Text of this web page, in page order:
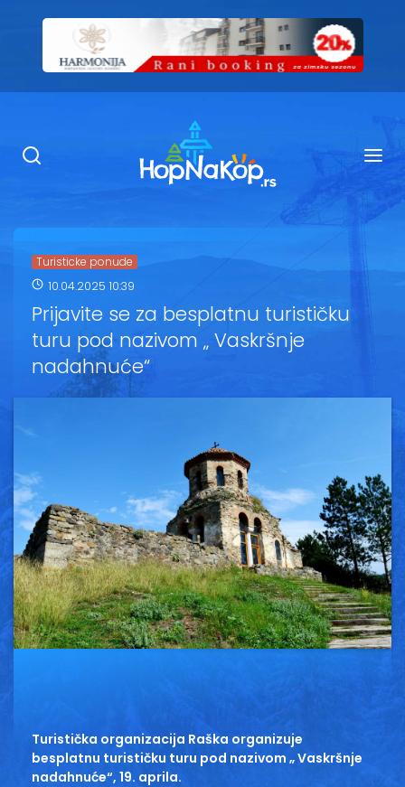
Ugostiteljstvo
Kop Info
Ski škole
Oglasi
Galerija
Copyright© 2020
HopNaKop
Turisticke ponude
10.04.2025 10:39
Prijavite se za besplatnu turističku
turu pod nazivom „ Vaskršnje
nadahnuće“
Turistička organizacija Raška organizuje
besplatnu turističku turu pod nazivom „ Vaskršnje
nadahnuće“, 19. aprila.